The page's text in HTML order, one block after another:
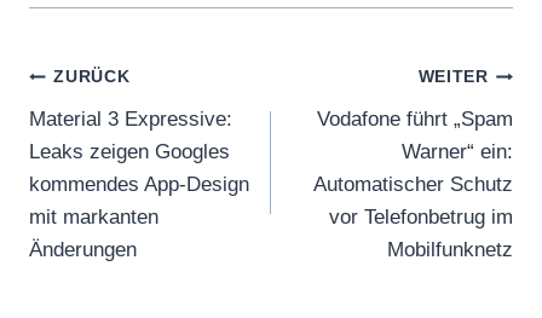
Beitragsnavigation
ZURÜCK
Material 3 Expressive:
Leaks zeigen Googles
kommendes App-Design
mit markanten
Änderungen
WEITER
Vodafone führt „Spam
Warner“ ein:
Automatischer Schutz
vor Telefonbetrug im
Mobilfunknetz